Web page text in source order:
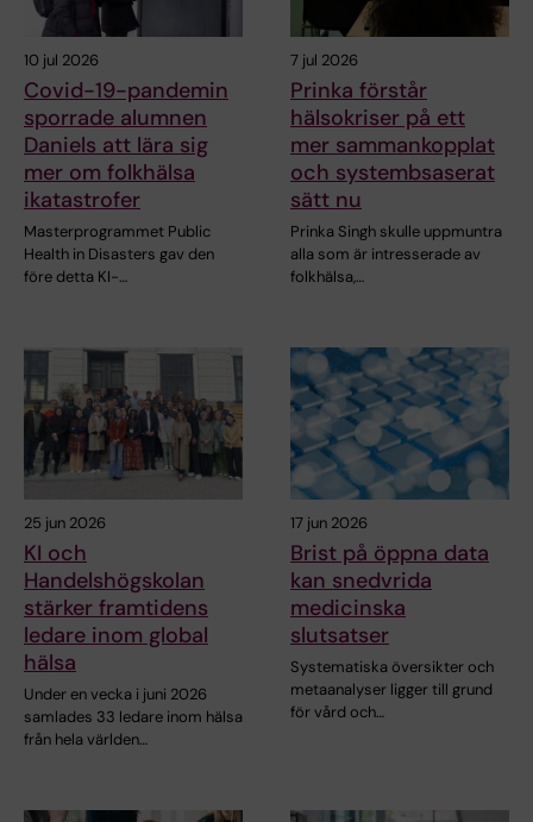
10 jul 2026
Covid-19-pandemin
sporrade alumnen
Daniels att lära sig
mer om folkhälsa
ikatastrofer
Masterprogrammet Public
Health in Disasters gav den
före detta KI-…
7 jul 2026
Prinka förstår
hälsokriser på ett
mer sammankopplat
och systembsaserat
sätt nu
Prinka Singh skulle uppmuntra
alla som är intresserade av
folkhälsa,…
25 jun 2026
KI och
Handelshögskolan
stärker framtidens
ledare inom global
hälsa
Under en vecka i juni 2026
samlades 33 ledare inom hälsa
från hela världen…
17 jun 2026
Brist på öppna data
kan snedvrida
medicinska
slutsatser
Systematiska översikter och
metaanalyser ligger till grund
för vård och…